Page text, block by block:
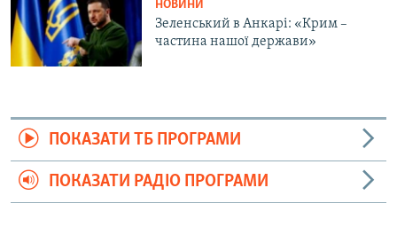
НОВИНИ
Зеленський в Анкарі: «Крим –
частина нашої держави»
ПОКАЗАТИ ТБ ПРОГРАМИ
ПОКАЗАТИ РАДІО ПРОГРАМИ